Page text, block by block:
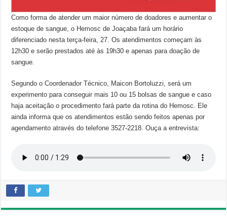
Como forma de atender um maior número de doadores e aumentar o
estoque de sangue, o Hemosc de Joaçaba fará um horário
diferenciado nesta terça-feira, 27. Os atendimentos começam às
12h30 e serão prestados até às 19h30 e apenas para doação de
sangue.
Segundo o Coordenador Técnico, Maicon Bortoluzzi, será um
experimento para conseguir mais 10 ou 15 bolsas de sangue e caso
haja aceitação o procedimento fará parte da rotina do Hemosc. Ele
ainda informa que os atendimentos estão sendo feitos apenas por
agendamento através do telefone 3527-2218. Ouça a entrevista: